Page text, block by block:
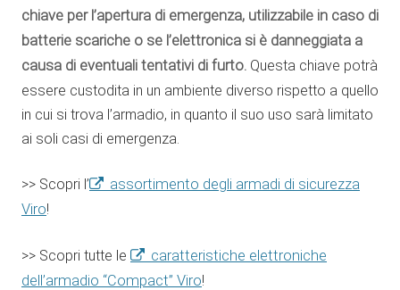
chiave per l’apertura di emergenza, utilizzabile in caso di
batterie scariche o se l’elettronica si è danneggiata a
causa di eventuali tentativi di furto. Questa chiave potrà
essere custodita in un ambiente diverso rispetto a quello
in cui si trova l’armadio, in quanto il suo uso sarà limitato
ai soli casi di emergenza.
>> Scopri l’
assortimento degli armadi di sicurezza
Viro!
>> Scopri tutte le
caratteristiche elettroniche
dell’armadio “Compact” Viro!